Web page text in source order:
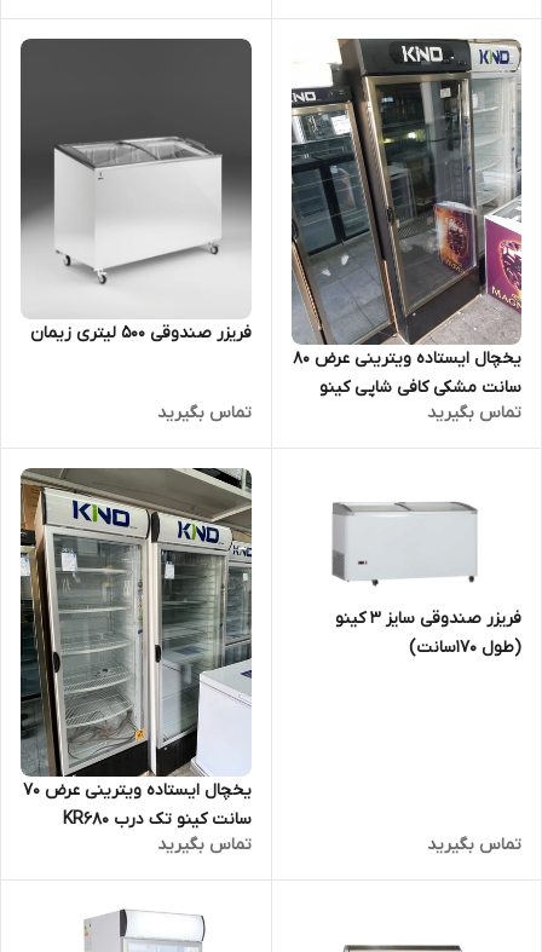
یخچال ایستاده ویترینی عرض 80
سانت مشکی کافی شاپی کینو
KR800 wlbl
تماس بگیرید
فریزر صندوقی 500 لیتری زیمان
تماس بگیرید
فریزر صندوقی سایز 3 کینو
(طول 170سانت)
تماس بگیرید
یخچال ایستاده ویترینی عرض 70
سانت کینو تک درب KR680
تماس بگیرید